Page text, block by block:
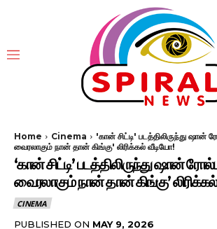
Home Cinema
'கான் சிட்டி' படத்திலிருந்து
வைரலாகும் நான் தான் கிங்கு' லிரிக்கல் வீடியோ!
‘கான் சிட்டி’ படத்திலிருந்து ஷான்
வைரலாகும் நான் தான் கிங்கு’
CINEMA
PUBLISHED ON MAY 9, 2026